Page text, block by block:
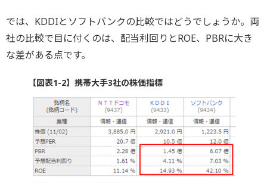
では、KDDIとソフトバンクの比較ではどうでしょうか。両
社の比較で目に付くのは、配当利回りとROE、PBRに大き
な差がある点です。
【図表1-2】携帯大手3社の株価指標